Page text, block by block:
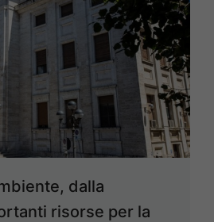
dalla
risorse per la